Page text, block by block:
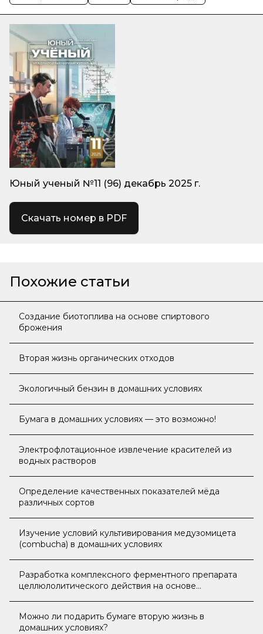
Юный ученый №11 (96) декабрь 2025 г.
Скачать номер в PDF
Похожие статьи
Создание биотоплива на основе спиртового
брожения
Вторая жизнь органических отходов
Экологичный бензин в домашних условиях
Бумага в домашних условиях — это возможно!
Электрофлотационное извлечение красителей из
водных растворов
Определение качественных показателей мёда
различных сортов
Изучение условий культивирования медузомицета
(combucha) в домашних условиях
Разработка комплексного ферментного препарата
целлюлолитического действия на основе
Можно ли подарить бумаге вторую жизнь в
домашних условиях?